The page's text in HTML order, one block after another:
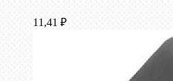
11,41 ₽